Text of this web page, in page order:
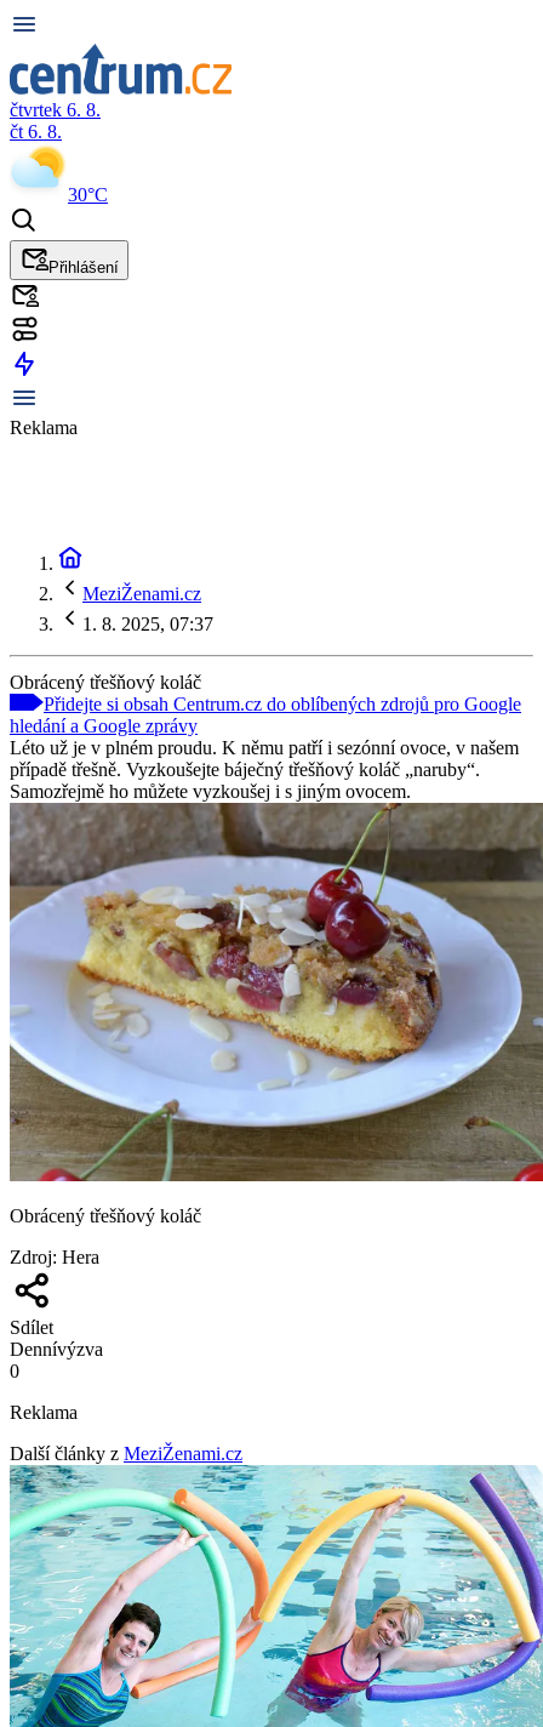
čtvrtek 6. 8.
čt 6. 8.
30°C
Přihlášení
Reklama
MeziŽenami.cz
1. 8. 2025, 07:37
Obrácený třešňový koláč
Přidejte si obsah Centrum.cz do oblíbených zdrojů pro Google
hledání a Google zprávy
Léto už je v plném proudu. K němu patří i sezónní ovoce, v našem
případě třešně. Vyzkoušejte báječný třešňový koláč „naruby“.
Samozřejmě ho můžete vyzkoušej i s jiným ovocem.
Obrácený třešňový koláč
Zdroj: Hera
Sdílet
Dennívýzva
0
Reklama
Další články z MeziŽenami.cz